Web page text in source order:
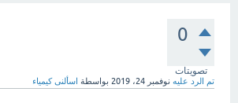
0
تصويتات
تم الرد عليه نوفمبر 24، 2019 بواسطة اسألنى كيمياء